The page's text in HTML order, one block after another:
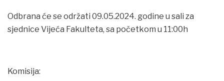
Odbrana će se održati 09.05.2024. godine u sali za
sjednice Vijeća Fakulteta, sa početkom u 11:00h
Komisija: